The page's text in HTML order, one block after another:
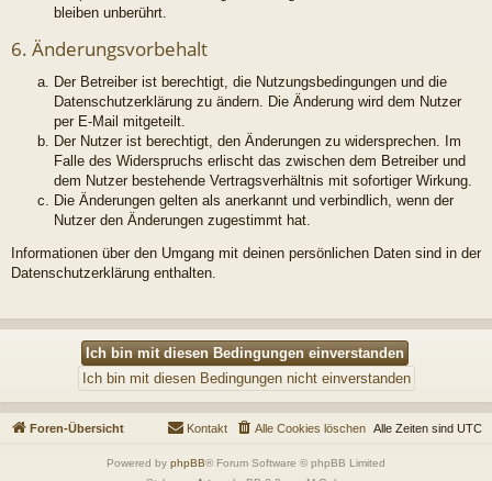
bleiben unberührt.
6. Änderungsvorbehalt
Der Betreiber ist berechtigt, die Nutzungsbedingungen und die
Datenschutzerklärung zu ändern. Die Änderung wird dem Nutzer
per E-Mail mitgeteilt.
Der Nutzer ist berechtigt, den Änderungen zu widersprechen. Im
Falle des Widerspruchs erlischt das zwischen dem Betreiber und
dem Nutzer bestehende Vertragsverhältnis mit sofortiger Wirkung.
Die Änderungen gelten als anerkannt und verbindlich, wenn der
Nutzer den Änderungen zugestimmt hat.
Informationen über den Umgang mit deinen persönlichen Daten sind in der
Datenschutzerklärung enthalten.
Foren-Übersicht Alle Zeiten sind UTC
Alle Cookies löschen
Kontakt
Powered by phpBB® Forum Software © phpBB Limited